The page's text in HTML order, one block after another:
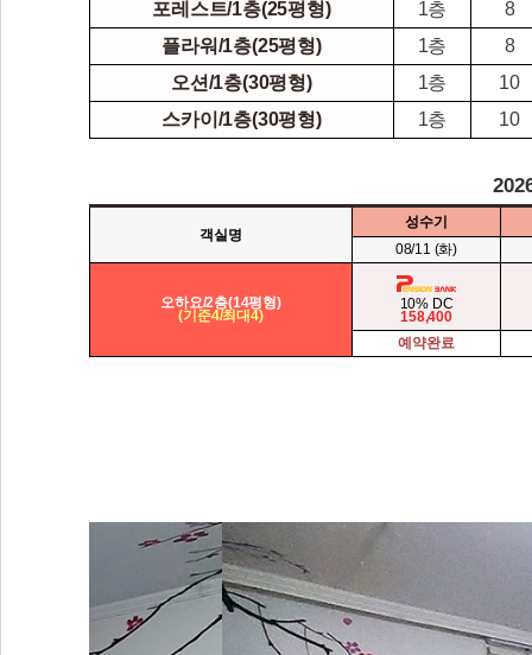
포레스트/1층(25평형)
1층
8
플라워/1층(25평형)
1층
8
오션/1층(30평형)
1층
10
스카이/1층(30평형)
1층 10